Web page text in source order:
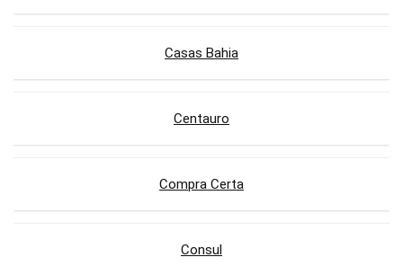
Casas Bahia
Centauro
Compra Certa
Consul